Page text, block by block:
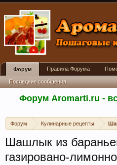
Форум Aromarti.ru -
Форум Кулинарные рецепты
Шашлык из
газировано-
Форум
Последние сообщения
Правила Форума